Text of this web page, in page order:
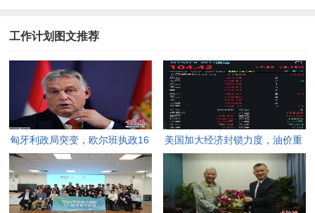
工作计划图文推荐
匈牙利政局突变，欧尔班执政16
年终结。
美国加大经济封锁力度，油价重
返100美元高点，黄金价格急
跌，日韩主要股指开盘走低。